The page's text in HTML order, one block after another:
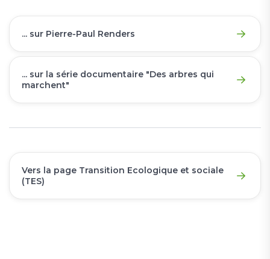
... sur Pierre-Paul Renders
... sur la série documentaire "Des arbres qui
marchent"
Vers la page Transition Ecologique et sociale
(TES)